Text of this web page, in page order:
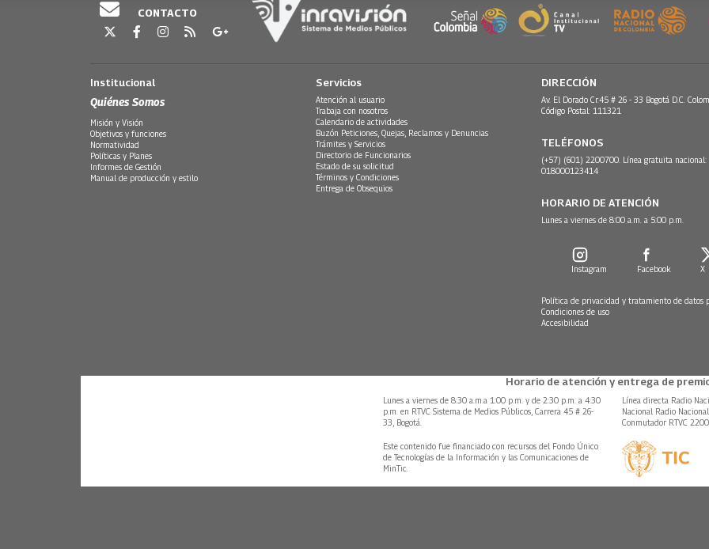
CONTACTO
Institucional
Quiénes Somos
Misión y Visión
Objetivos y funciones
Normatividad
Políticas y Planes
Informes de Gestión
Manual de producción y estilo
Servicios
Atención al usuario
Trabaja con nosotros
Calendario de actividades
Buzón Peticiones, Quejas, Reclamos y Denuncias
Trámites y Servicios
Directorio de Funcionarios
Estado de su solicitud
Términos y Condiciones
Entrega de Obsequios
DIRECCIÓN
Av. El Dorado Cr.45 # 26 - 33 Bogotá D.C.
Código Postal: 111321
TELÉFONOS
(+57) (601) 2200700. Línea gratuita nacional:
018000123414
HORARIO DE ATENCIÓN
Lunes a viernes de 8:00 a.m. a 5:00 p.m.
Instagram Facebook X
Política de privacidad y tratamiento de datos
Condiciones de uso
Accesibilidad
Horario de atención y entrega de
Lunes a viernes de 8:30 a.m.a 1:00 p.m. y de 2:30 p.m. a 4:30
p.m. en RTVC Sistema de Medios Públicos, Carrera 45 # 26-
33, Bogotá.
Línea directa Radio
Nacional Radio
Conmutador RTVC
Este contenido fue financiado con recursos del Fondo Único
de Tecnologías de la Información y las Comunicaciones de
MinTic.